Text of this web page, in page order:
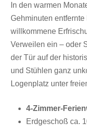
In den warmen
Gehminuten
willkommene
Verweilen ein – oder
der Tür auf der
und Stühlen ganz
Logenplatz unter
4-Zimmer-
Erdgeschoß ca.